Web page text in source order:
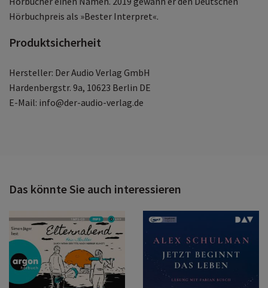
Hörbuchpreis als »Bester Interpret«.
Produktsicherheit
Hersteller: Der Audio Verlag GmbH
Hardenbergstr. 9a, 10623 Berlin DE
E-Mail: info@der-audio-verlag.de
Das könnte Sie auch interessieren